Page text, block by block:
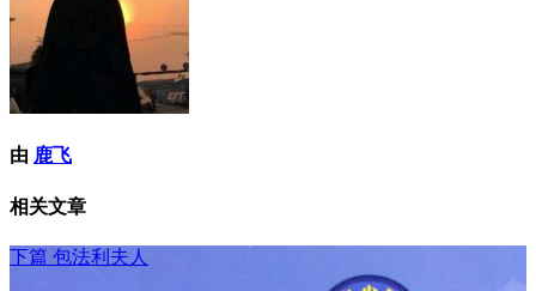
航
由 鹿飞
相关文章
下篇 包法利夫人